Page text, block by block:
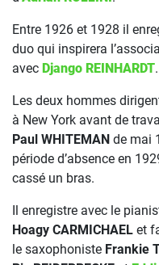
Entre 1926 et 1928 il
duo qui inspirera
avec Django REINHARDT.
Les deux hommes
à New York avant de
Paul WHITEMAN de mai
période d’absence en
cassé un bras.
Il enregistre avec le
Hoagy CARMICHAEL et
le saxophoniste Frankie